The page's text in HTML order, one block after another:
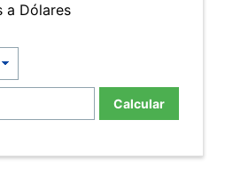
a Dólares
Calcular